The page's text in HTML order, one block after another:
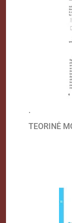
.
TEORINĖ